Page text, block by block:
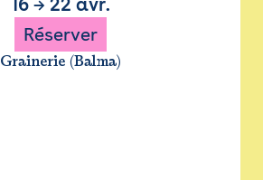
16→ 22 avr.
Réserver
Grainerie (Balma)